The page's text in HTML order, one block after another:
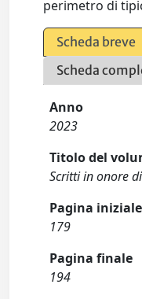
perimetro di
Scheda breve
Scheda
Anno
2023
Titolo del
Scritti in onore
Pagina iniziale
179
Pagina finale
194